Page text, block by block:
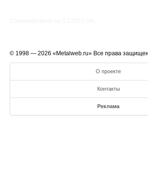
© 1998 — 2026 «Metalweb.ru» Все права
О проекте
Контакты
Реклама